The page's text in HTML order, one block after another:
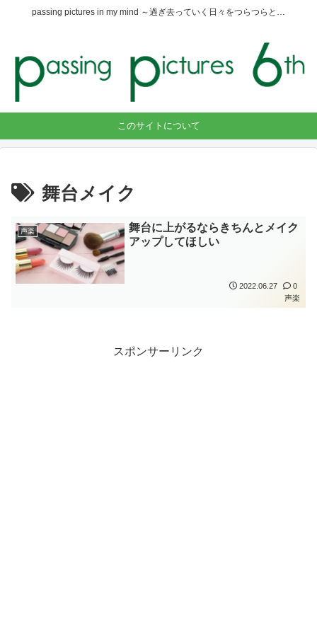
passing pictures in my mind ～過ぎ去っていく日々をつらつらと…
このサイトについて
舞台メイク
声楽
舞台に上がるならきちんとメイク
アップしてほしい
2022.06.27
0
声楽
スポンサーリンク